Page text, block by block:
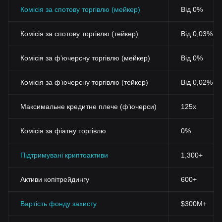
Комісія за спотову торгівлю (мейкер) Від 0%
Комісія за спотову торгівлю (тейкер) Від 0,03%
Комісія за фʼючерсну торгівлю (мейкер) Від 0%
Комісія за фʼючерсну торгівлю (тейкер) Від 0,02%
Максимальне кредитне плече (фʼючерси) 125x
Комісія за фіатну торгівлю 0%
Підтримувані криптоактиви 1,300+
Активи копітрейдингу 600+
Вартість фонду захисту $300M+